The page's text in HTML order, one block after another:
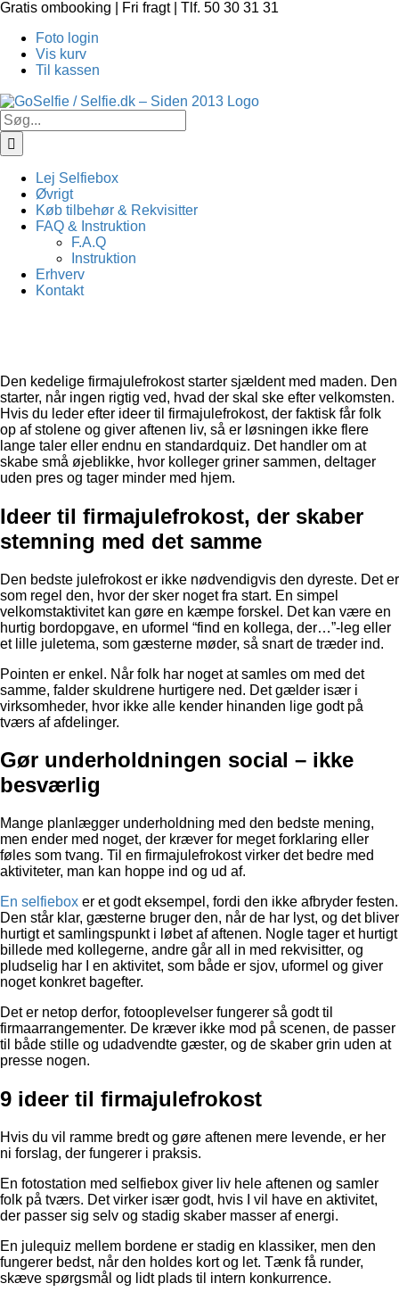
Skip
content
Gratis ombooking | Fri fragt | Tlf. 50 30 31 31
Foto login
Vis kurv
Til kassen
Søg
efter:
Lej Selfiebox
Øvrigt
Køb tilbehør & Rekvisitter
FAQ & Instruktion
F.A.Q
Instruktion
Erhverv
Kontakt
Den kedelige firmajulefrokost starter sjældent med maden. Den
starter, når ingen rigtig ved, hvad der skal ske efter velkomsten.
Hvis du leder efter ideer til firmajulefrokost, der faktisk får folk
op af stolene og giver aftenen liv, så er løsningen ikke flere
lange taler eller endnu en standardquiz. Det handler om at
skabe små øjeblikke, hvor kolleger griner sammen, deltager
uden pres og tager minder med hjem.
Ideer til firmajulefrokost, der skaber
stemning med det samme
Den bedste julefrokost er ikke nødvendigvis den dyreste. Det er
som regel den, hvor der sker noget fra start. En simpel
velkomstaktivitet kan gøre en kæmpe forskel. Det kan være en
hurtig bordopgave, en uformel “find en kollega, der…”-leg eller
et lille juletema, som gæsterne møder, så snart de træder ind.
Pointen er enkel. Når folk har noget at samles om med det
samme, falder skuldrene hurtigere ned. Det gælder især i
virksomheder, hvor ikke alle kender hinanden lige godt på
tværs af afdelinger.
Gør underholdningen social – ikke
besværlig
Mange planlægger underholdning med den bedste mening,
men ender med noget, der kræver for meget forklaring eller
føles som tvang. Til en firmajulefrokost virker det bedre med
aktiviteter, man kan hoppe ind og ud af.
En selfiebox er et godt eksempel, fordi den ikke afbryder festen.
Den står klar, gæsterne bruger den, når de har lyst, og det bliver
hurtigt et samlingspunkt i løbet af aftenen. Nogle tager et hurtigt
billede med kollegerne, andre går all in med rekvisitter, og
pludselig har I en aktivitet, som både er sjov, uformel og giver
noget konkret bagefter.
Det er netop derfor, fotooplevelser fungerer så godt til
firmaarrangementer. De kræver ikke mod på scenen, de passer
til både stille og udadvendte gæster, og de skaber grin uden at
presse nogen.
9 ideer til firmajulefrokost
Hvis du vil ramme bredt og gøre aftenen mere levende, er her
ni forslag, der fungerer i praksis.
En fotostation med selfiebox giver liv hele aftenen og samler
folk på tværs. Det virker især godt, hvis I vil have en aktivitet,
der passer sig selv og stadig skaber masser af energi.
En julequiz mellem bordene er stadig en klassiker, men den
fungerer bedst, når den holdes kort og let. Tænk få runder,
skæve spørgsmål og lidt plads til intern konkurrence.